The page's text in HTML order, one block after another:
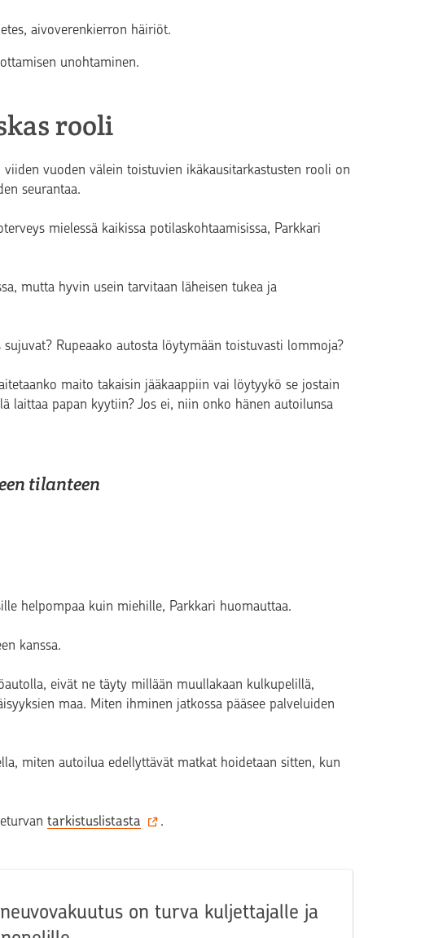
aivoverenkierron häiriöt.
unohtaminen.
rooli
vuoden välein toistuvien ikäkausitarkastusten rooli on
seurantaa.
mielessä kaikissa potilaskohtaamisissa, Parkkari
mutta hyvin usein tarvitaan läheisen tukea ja
Rupeaako autosta löytymään toistuvasti lommoja?
maito takaisin jääkaappiin vai löytyykö se jostain
laittaa papan kyytiin? Jos ei, niin onko hänen autoilunsa
tilanteen
helpompaa kuin miehille, Parkkari huomauttaa.
kanssa.
eivät ne täyty millään muullakaan kulkupelillä,
maa. Miten ihminen jatkossa pääsee palveluiden
miten autoilua edellyttävät matkat hoidetaan sitten, kun
tarkistuslistasta .
on turva kuljettajalle ja